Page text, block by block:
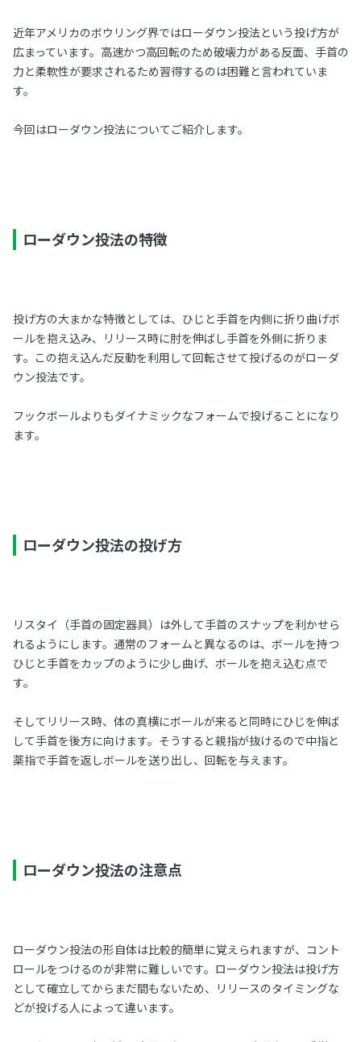
近年アメリカのボウリング界ではローダウン投法という投げ方が
広まっています。高速かつ高回転のため破壊力がある反面、手首の
力と柔軟性が要求されるため習得するのは困難と言われていま
す。
今回はローダウン投法についてご紹介します。
ローダウン投法の特徴
投げ方の大まかな特徴としては、ひじと手首を内側に折り曲げボ
ールを抱え込み、リリース時に肘を伸ばし手首を外側に折りま
す。この抱え込んだ反動を利用して回転させて投げるのがローダ
ウン投法です。
フックボールよりもダイナミックなフォームで投げることになり
ます。
ローダウン投法の投げ方
リスタイ（手首の固定器具）は外して手首のスナップを利かせら
れるようにします。通常のフォームと異なるのは、ボールを持つ
ひじと手首をカップのように少し曲げ、ボールを抱え込む点で
す。
そしてリリース時、体の真横にボールが来ると同時にひじを伸ば
して手首を後方に向けます。そうすると親指が抜けるので中指と
薬指で手首を返しボールを送り出し、回転を与えます。
ローダウン投法の注意点
ローダウン投法の形自体は比較的簡単に覚えられますが、コント
ロールをつけるのが非常に難しいです。ローダウン投法は投げ方
として確立してからまだ間もないため、リリースのタイミングな
どが投げる人によって違います。